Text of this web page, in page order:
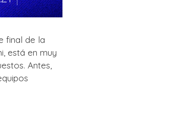
final de la
está en muy
Antes,